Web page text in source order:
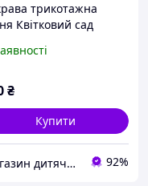
трикотажна
Квітковий сад
₴
Купити
Магазин дитячого одягу та взуття Ma'Linka 92%